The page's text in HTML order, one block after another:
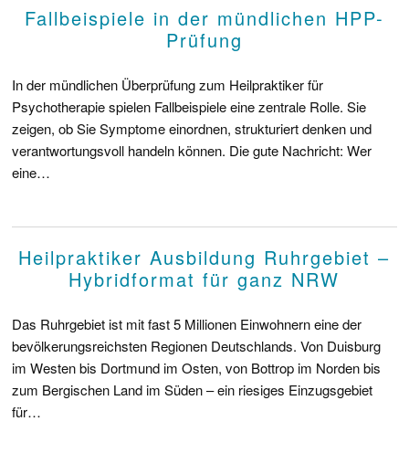
Fallbeispiele in der mündlichen HPP-
Prüfung
In der mündlichen Überprüfung zum Heilpraktiker für
Psychotherapie spielen Fallbeispiele eine zentrale Rolle. Sie
zeigen, ob Sie Symptome einordnen, strukturiert denken und
verantwortungsvoll handeln können. Die gute Nachricht: Wer
eine…
Heilpraktiker Ausbildung Ruhrgebiet –
Hybridformat für ganz NRW
Das Ruhrgebiet ist mit fast 5 Millionen Einwohnern eine der
bevölkerungsreichsten Regionen Deutschlands. Von Duisburg
im Westen bis Dortmund im Osten, von Bottrop im Norden bis
zum Bergischen Land im Süden – ein riesiges Einzugsgebiet
für…